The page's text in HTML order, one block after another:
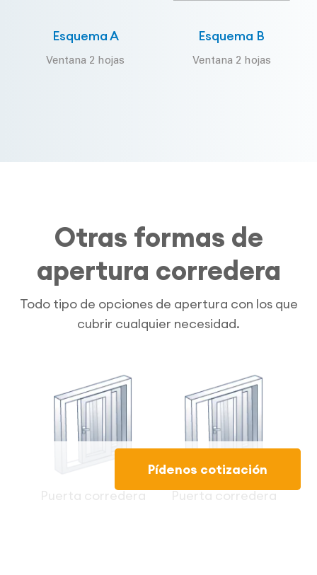
Esquema A
Ventana 2 hojas
Esquema B
Ventana 2 hojas
Otras formas de
apertura corredera
Todo tipo de opciones de apertura con los que
cubrir cualquier necesidad.
Puerta corredera
Puerta corredera
Pídenos cotización